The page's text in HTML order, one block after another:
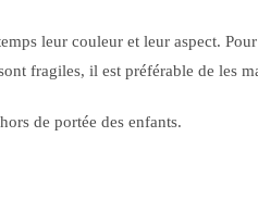
leur couleur et leur aspect.
fragiles, il est préférable de les
de portée des enfants.